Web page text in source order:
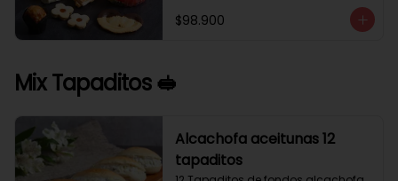
2 mini croissant jamón queso.
1 mini muffin.
Estos desayunos no los vendemos
por unidad, desde 10 cajas.
$98.900
Mix Tapaditos 🥪
Alcachofa aceitunas 12
tapaditos